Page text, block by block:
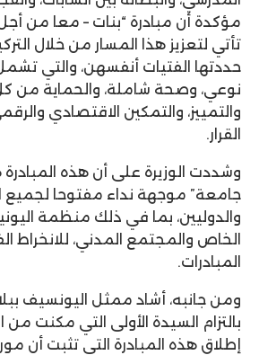
مؤكدة أن مبادرة “بنات – معا من أجل
تأتي لتعزيز هذا المسار من خلال
حددتها الفتيات أنفسهن، والتي
نوعي، وصحة شاملة، والحماية من
والتمييز، والتمكين الاقتصادي
القرار.
وشددت الوزيرة على أن هذه
جامعة” موجهة نداء مفتوحا لجميع
والدوليين، بما في ذلك منظمة
الخاص والمجتمع المدني،
المبادرات.
ومن جانبه، أشاد ممثل اليونسيف
بالتزام السيدة الأولى التي مكنت
إطلاق هذه المبادرة التي تثبت أن